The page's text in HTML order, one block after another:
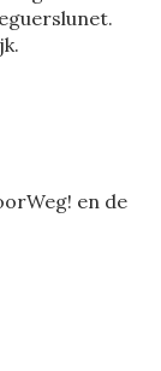
en de